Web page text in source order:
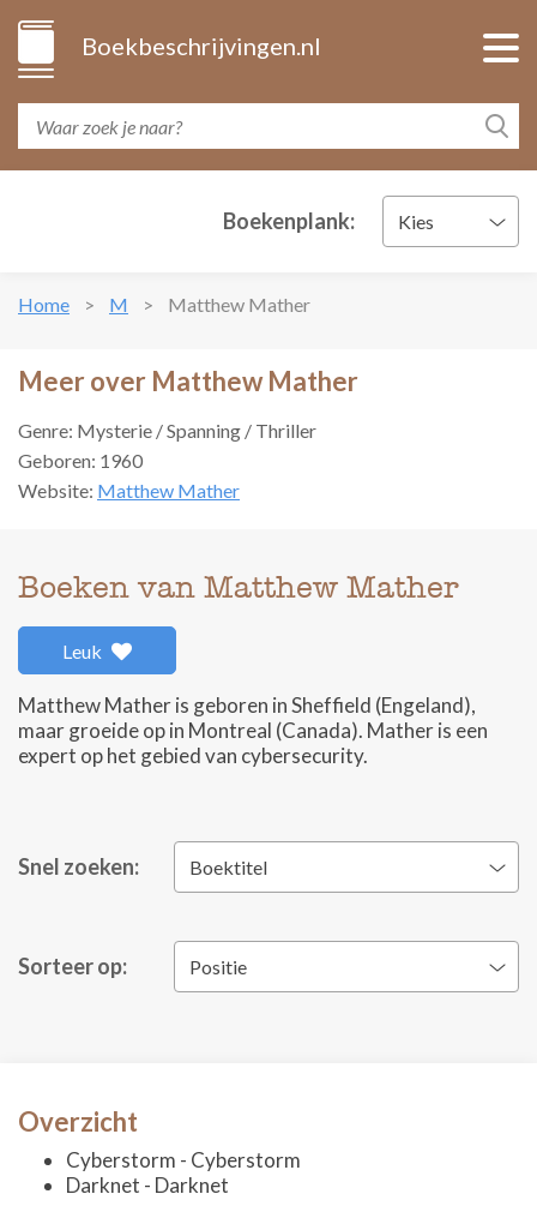
Boekbeschrijvingen.nl
Boekenplank: Kies
Home M Matthew Mather
Meer over Matthew Mather
Genre: Mysterie / Spanning / Thriller
Geboren: 1960
Website: Matthew Mather
Boeken van Matthew Mather
Leuk
Matthew Mather is geboren in Sheffield (Engeland),
maar groeide op in Montreal (Canada). Mather is een
expert op het gebied van cybersecurity.
Snel zoeken: Boektitel
Sorteer op: Positie
Overzicht
Cyberstorm - Cyberstorm
Darknet - Darknet